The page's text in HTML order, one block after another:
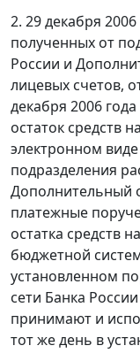
2. 29 декабря
полученных от
России и
лицевых счетов,
декабря 2006
остаток средств
электронном
подразделения
Дополнительный
платежные
остатка средств
бюджетной
установленном
сети Банка
принимают и
тот же день в